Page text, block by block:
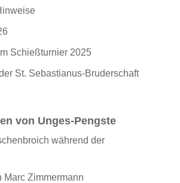
Schießturnier 2025
St. Sebastianus-Bruderschaft
von Unges-Pengste
während der
Marc Zimmermann